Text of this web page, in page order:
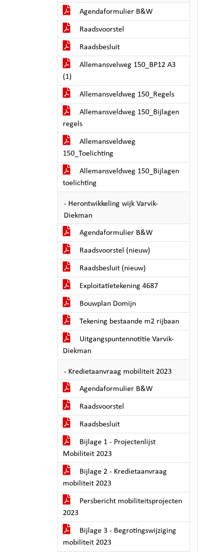
Agendaformulier B&W
Raadsvoorstel
Raadsbesluit
Allemansvelweg 150_BP12 A3
(1)
Allemansveldweg 150_Regels
Allemansveldweg 150_Bijlagen
regels
Allemansveldweg
150_Toelichting
Allemansveldweg 150_Bijlagen
toelichting
- Herontwikkeling wijk Varvik-
Diekman
Agendaformulier B&W
Raadsvoorstel (nieuw)
Raadsbesluit (nieuw)
Exploitatietekening 4687
Bouwplan Domijn
Tekening bestaande m2 rijbaan
Uitgangspuntennotitie Varvik-
Diekman
- Kredietaanvraag mobiliteit 2023
Agendaformulier B&W
Raadsvoorstel
Raadsbesluit
Bijlage 1 - Projectenlijst
Mobiliteit 2023
Bijlage 2 - Kredietaanvraag
mobiliteit 2023
Persbericht mobiliteitsprojecten
2023
Bijlage 3 - Begrotingswijziging
mobiliteit 2023